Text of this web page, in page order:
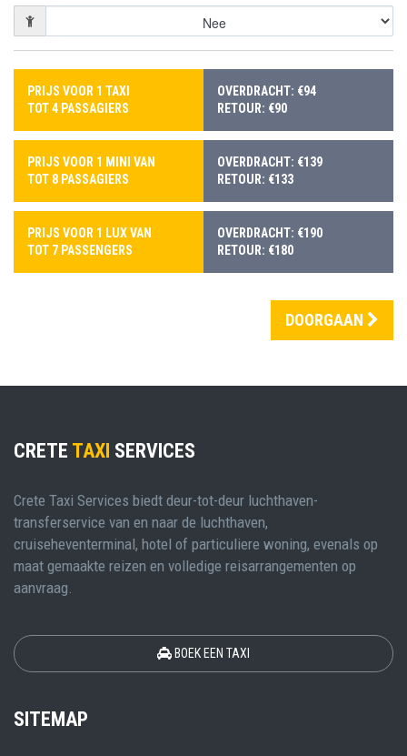
PRIJS VOOR 1 TAXI
TOT 4 PASSAGIERS
OVERDRACHT: €94
RETOUR: €90
PRIJS VOOR 1 MINI VAN
TOT 8 PASSAGIERS
OVERDRACHT: €139
RETOUR: €133
PRIJS VOOR 1 LUX VAN
TOT 7 PASSENGERS
OVERDRACHT: €190
RETOUR: €180
DOORGAAN
CRETE TAXI SERVICES
Crete Taxi Services biedt deur-tot-deur luchthaven-
transferservice van en naar de luchthaven,
cruiseheventerminal, hotel of particuliere woning, evenals op
maat gemaakte reizen en volledige reisarrangementen op
aanvraag.
BOEK EEN TAXI
SITEMAP